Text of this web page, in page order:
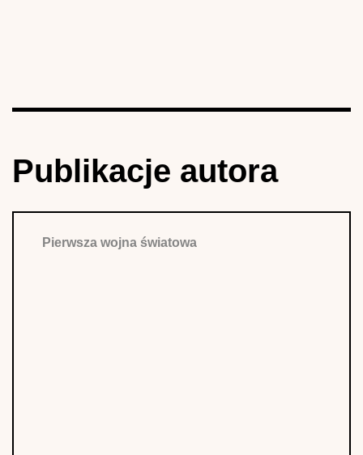
Publikacje autora
Pierwsza wojna światowa